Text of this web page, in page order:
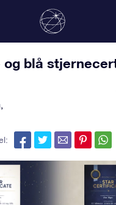
og blå